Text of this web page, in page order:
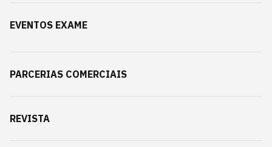
EVENTOS EXAME
PARCERIAS COMERCIAIS
REVISTA